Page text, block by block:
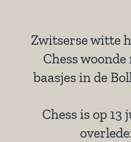
Zwitserse witte
Chess
baasjes in de
Chess is op 13